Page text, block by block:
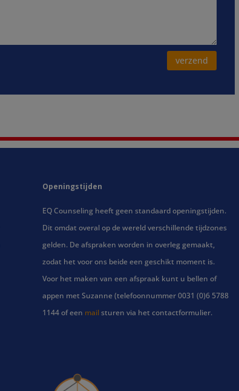
verzend
Openingstijden
EQ Counseling heeft geen standaard openingstijden.
Dit omdat overal op de wereld verschillende tijdzones
gelden. De afspraken worden in overleg gemaakt,
zodat het voor ons beide een geschikt moment is.
Voor het maken van een afspraak kunt u bellen of
appen met Suzanne (telefoonnummer 0031 (0)6 5788
1144 of een mail sturen via het contactformulier.